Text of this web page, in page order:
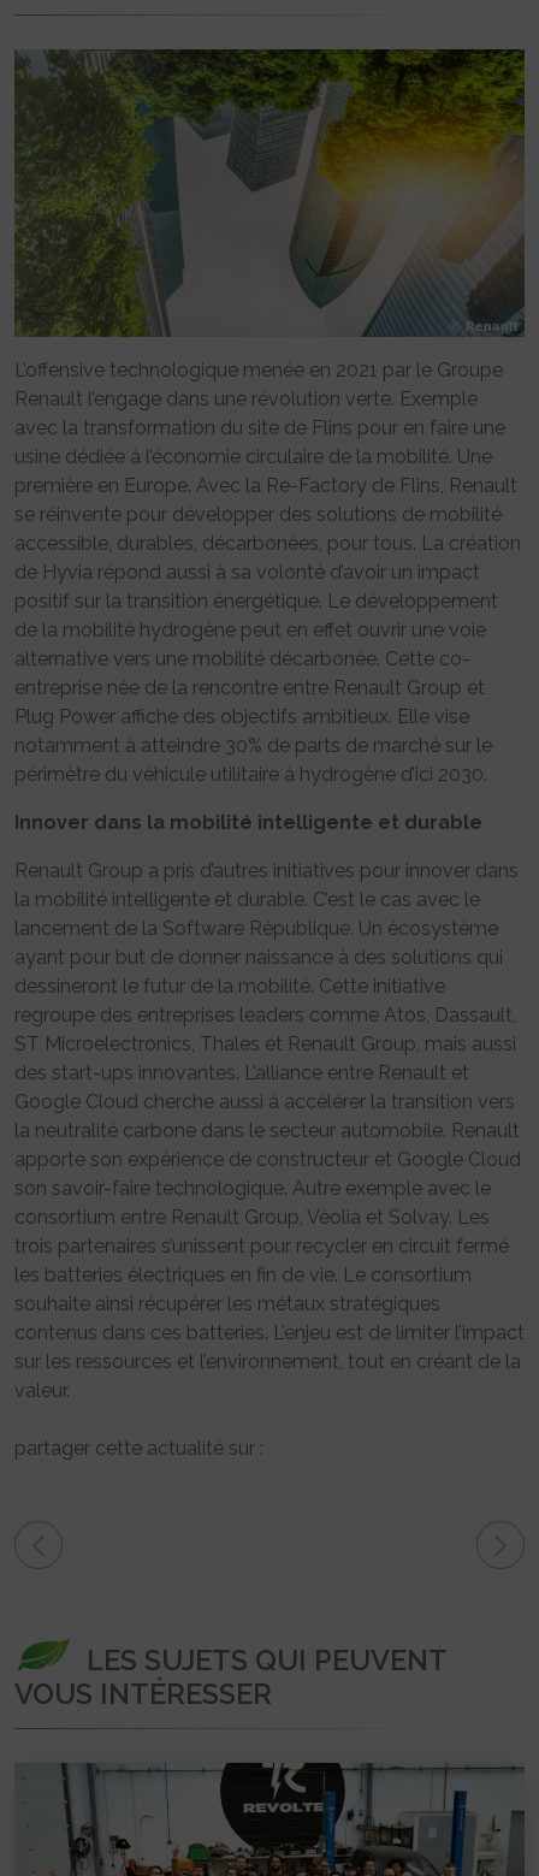
L’offensive technologique menée en 2021 par le Groupe
Renault l’engage dans une révolution verte. Exemple
avec la transformation du site de Flins pour en faire une
usine dédiée à l’économie circulaire de la mobilité. Une
première en Europe. Avec la Re-Factory de Flins, Renault
se réinvente pour développer des solutions de mobilité
accessible, durables, décarbonées, pour tous. La création
de Hyvia répond aussi à sa volonté d’avoir un impact
positif sur la transition énergétique. Le développement
de la mobilité hydrogène peut en effet ouvrir une voie
alternative vers une mobilité décarbonée. Cette co-
entreprise née de la rencontre entre Renault Group et
Plug Power affiche des objectifs ambitieux. Elle vise
notamment à atteindre 30% de parts de marché sur le
périmètre du véhicule utilitaire à hydrogène d’ici 2030.
Innover dans la mobilité intelligente et durable
Renault Group a pris d’autres initiatives pour innover dans
la mobilité intelligente et durable. C’est le cas avec le
lancement de la Software République. Un écosystème
ayant pour but de donner naissance à des solutions qui
dessineront le futur de la mobilité. Cette initiative
regroupe des entreprises leaders comme Atos, Dassault,
ST Microelectronics, Thales et Renault Group, mais aussi
des start-ups innovantes. L’alliance entre Renault et
Google Cloud cherche aussi à accélérer la transition vers
la neutralité carbone dans le secteur automobile. Renault
apporte son expérience de constructeur et Google Cloud
son savoir-faire technologique. Autre exemple avec le
consortium entre Renault Group, Véolia et Solvay. Les
trois partenaires s’unissent pour recycler en circuit fermé
les batteries électriques en fin de vie. Le consortium
souhaite ainsi récupérer les métaux stratégiques
contenus dans ces batteries. L’enjeu est de limiter l’impact
sur les ressources et l’environnement, tout en créant de la
valeur.
partager cette actualité sur :
LES SUJETS QUI PEUVENT
VOUS INTÉRESSER